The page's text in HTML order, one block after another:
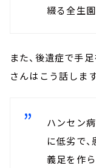
綴る全生園
また、後遺症で手
さんはこう話します
ハンセン
に低劣で
義足を作